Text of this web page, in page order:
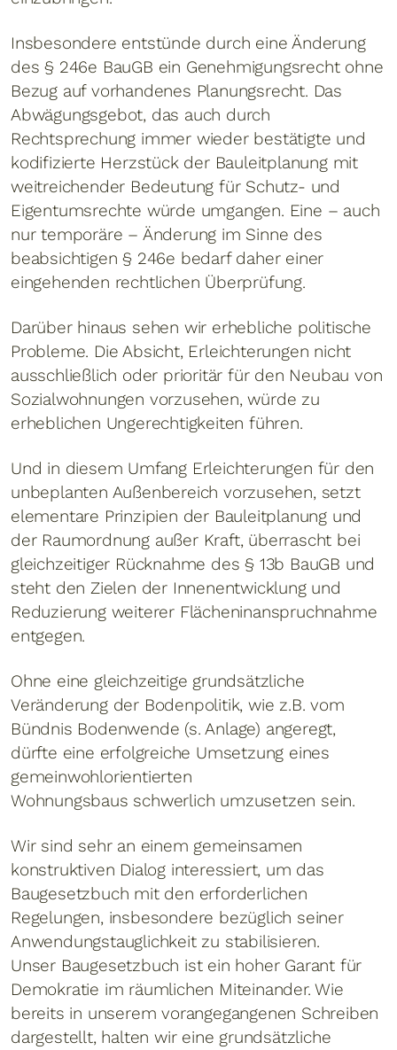
Insbesondere entstünde durch eine Änderung
des § 246e BauGB ein Genehmigungsrecht ohne
Bezug auf vorhandenes Planungsrecht. Das
Abwägungsgebot, das auch durch
Rechtsprechung immer wieder bestätigte und
kodifizierte Herzstück der Bauleitplanung mit
weitreichender Bedeutung für Schutz- und
Eigentumsrechte würde umgangen. Eine – auch
nur temporäre – Änderung im Sinne des
beabsichtigen § 246e bedarf daher einer
eingehenden rechtlichen Überprüfung.
Darüber hinaus sehen wir erhebliche politische
Probleme. Die Absicht, Erleichterungen nicht
ausschließlich oder prioritär für den Neubau von
Sozialwohnungen vorzusehen, würde zu
erheblichen Ungerechtigkeiten führen.
Und in diesem Umfang Erleichterungen für den
unbeplanten Außenbereich vorzusehen, setzt
elementare Prinzipien der Bauleitplanung und
der Raumordnung außer Kraft, überrascht bei
gleichzeitiger Rücknahme des § 13b BauGB und
steht den Zielen der Innenentwicklung und
Reduzierung weiterer Flächeninanspruchnahme
entgegen.
Ohne eine gleichzeitige grundsätzliche
Veränderung der Bodenpolitik, wie z.B. vom
Bündnis Bodenwende (s. Anlage) angeregt,
dürfte eine erfolgreiche Umsetzung eines
gemeinwohlorientierten
Wohnungsbaus schwerlich umzusetzen sein.
Wir sind sehr an einem gemeinsamen
konstruktiven Dialog interessiert, um das
Baugesetzbuch mit den erforderlichen
Regelungen, insbesondere bezüglich seiner
Anwendungstauglichkeit zu stabilisieren.
Unser Baugesetzbuch ist ein hoher Garant für
Demokratie im räumlichen Miteinander. Wie
bereits in unserem vorangegangenen Schreiben
dargestellt, halten wir eine grundsätzliche